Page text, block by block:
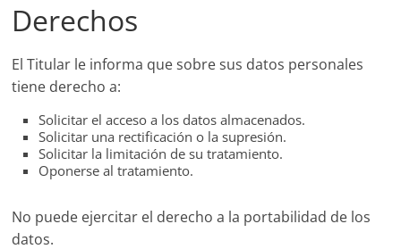
Derechos
El Titular le informa que sobre sus datos personales
tiene derecho a:
Solicitar el acceso a los datos almacenados.
Solicitar una rectificación o la supresión.
Solicitar la limitación de su tratamiento.
Oponerse al tratamiento.
No puede ejercitar el derecho a la portabilidad de los
datos.